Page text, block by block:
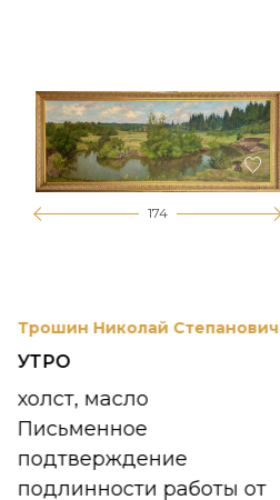
174
Трошин Николай Степанович
УТРО
холст, масло
Письменное
подтверждение
подлинности работы от